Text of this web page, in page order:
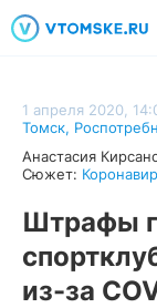
1 апреля 2020,
Томск,
Анастасия
Сюжет:
Штрафы
из-за